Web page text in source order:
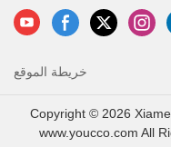
خريطة الموقع
Copyright © 2026
www.youcco.com All